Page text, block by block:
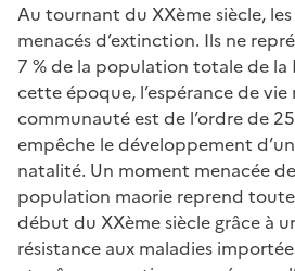
Au tournant du XXème siècle,
menacés d’extinction. Ils ne
7 % de la population totale de la
cette époque, l’espérance de vie
communauté est de l’ordre de
empêche le développement
natalité. Un moment menacée
population maorie reprend
début du XXème siècle grâce à
résistance aux maladies